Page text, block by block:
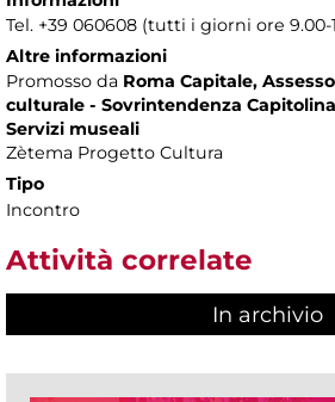
Tel. +39 060608 (tutti i giorni ore 9.00-
Altre informazioni
Promosso da Roma Capitale,
culturale - Sovrintendenza
Servizi museali
Zètema Progetto Cultura
Tipo
Incontro
Attività correlate
In archivio